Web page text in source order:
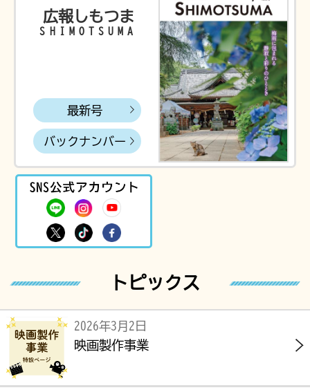
広報しもつま
SHIMOTSUMA
最新号
バックナンバー
下妻市 LINE
下妻市 Instagram
下妻市 X下妻市 TikTok
トピックス
2026年3月2日
映画製作事業